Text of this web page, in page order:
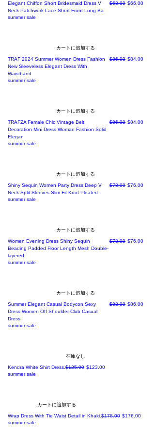
Elegant Chiffon Short Bridesmaid Dress V
Neck Patchwork Lace Short Front Long Ba
通常価格
$68.00 セール価格
$66.00
summer sale
カートに追加する
TRAF 2024 Summer Women Dress Fashion
New Sleeveless Elegant Dress With
Waistband
通常価格
$86.00 セール価格
$84.00
summer sale
カートに追加する
TRAFZA Female Chic Vintage Belt
Decoration Mini Dress Woman Fashion Solid
Elegan
通常価格
$86.00 セール価格
$84.00
summer sale
カートに追加する
Shiny Sequin Women Party Dress Deep V
Neck Split Sleeves Slim Fit Knot Pleated
通常価格
$78.00 セール価格
$76.00
summer sale
カートに追加する
Women Evening Dress Shiny Sequin
Beading Padded Floor Length Mesh Double-
layered
通常価格
$78.00 セール価格
$76.00
summer sale
カートに追加する
Summer Elegant Casual Bodycon Sexy
Dress Women Off Shoulder Club Casual
Dress
通常価格
$88.00 セール価格
$86.00
summer sale
在庫なし
Kendra White Shirt Dress.通常価格
$125.00 セール価格
$123.00
summer sale
カートに追加する
Wrap Dress With Tie Waist Detail in Khaki.通常価格
$178.00 セール価格
$176.00
summer sale